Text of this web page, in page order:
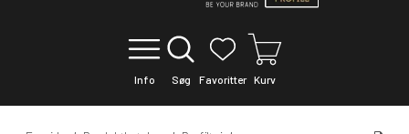
Info Søg Favoritter Kurv